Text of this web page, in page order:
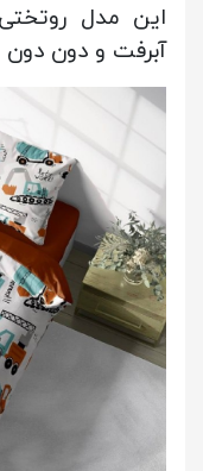
این مدل
آبرفت و دون